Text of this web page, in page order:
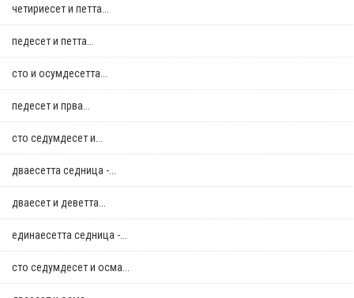
четириесет и петта...
педесет и петта...
сто и осумдесетта...
педесет и прва...
сто седумдесет и...
дваесетта седница -...
дваесет и деветта...
единаесетта седница -...
сто седумдесет и осма...